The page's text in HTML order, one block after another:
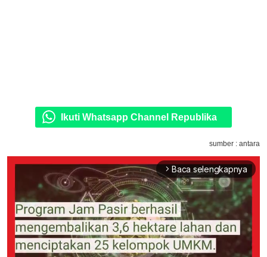
Ikuti Whatsapp Channel Republika
sumber : antara
arrow_forward_ios Baca selengkapnya